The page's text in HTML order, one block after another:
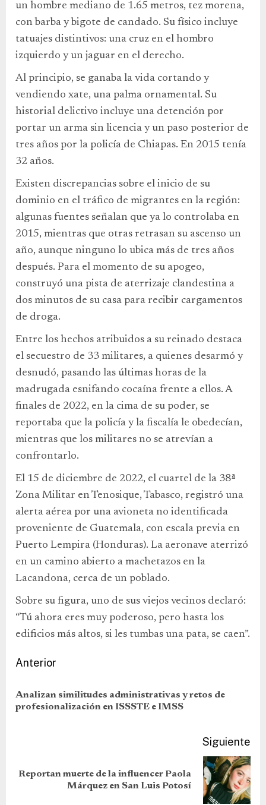
un hombre mediano de 1.65 metros, tez morena,
con barba y bigote de candado. Su físico incluye
tatuajes distintivos: una cruz en el hombro
izquierdo y un jaguar en el derecho.
Al principio, se ganaba la vida cortando y
vendiendo xate, una palma ornamental. Su
historial delictivo incluye una detención por
portar un arma sin licencia y un paso posterior de
tres años por la policía de Chiapas. En 2015 tenía
32 años.
Existen discrepancias sobre el inicio de su
dominio en el tráfico de migrantes en la región:
algunas fuentes señalan que ya lo controlaba en
2015, mientras que otras retrasan su ascenso un
año, aunque ninguno lo ubica más de tres años
después. Para el momento de su apogeo,
construyó una pista de aterrizaje clandestina a
dos minutos de su casa para recibir cargamentos
de droga.
Entre los hechos atribuidos a su reinado destaca
el secuestro de 33 militares, a quienes desarmó y
desnudó, pasando las últimas horas de la
madrugada esnifando cocaína frente a ellos. A
finales de 2022, en la cima de su poder, se
reportaba que la policía y la fiscalía le obedecían,
mientras que los militares no se atrevían a
confrontarlo.
El 15 de diciembre de 2022, el cuartel de la 38ª
Zona Militar en Tenosique, Tabasco, registró una
alerta aérea por una avioneta no identificada
proveniente de Guatemala, con escala previa en
Puerto Lempira (Honduras). La aeronave aterrizó
en un camino abierto a machetazos en la
Lacandona, cerca de un poblado.
Sobre su figura, uno de sus viejos vecinos declaró:
“Tú ahora eres muy poderoso, pero hasta los
edificios más altos, si les tumbas una pata, se caen”.
Anterior
Analizan similitudes administrativas y retos de
profesionalización en ISSSTE e IMSS
Siguiente
Reportan muerte de la influencer Paola
Márquez en San Luis Potosí